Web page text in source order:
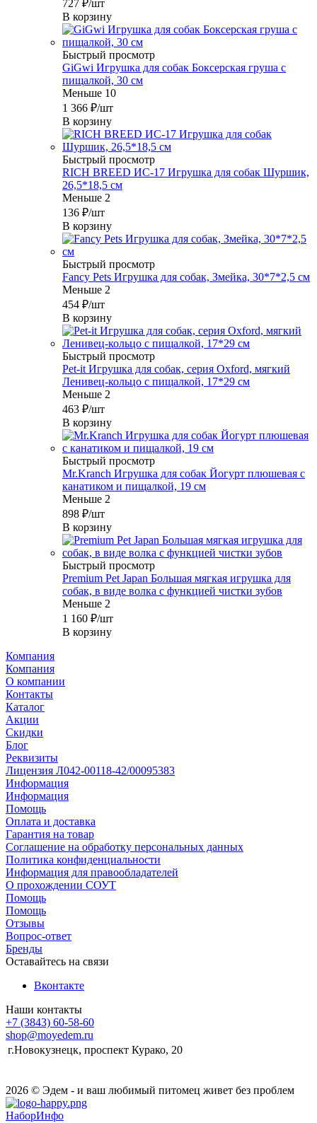
727 ₽/шт
В корзину
Быстрый просмотр
GiGwi Игрушка для собак Боксерская груша с
пищалкой, 30 см
Меньше 10
1 366 ₽/шт
В корзину
Быстрый просмотр
RICH BREED ИС-17 Игрушка для собак Шуршик,
26,5*18,5 см
Меньше 2
136 ₽/шт
В корзину
Быстрый просмотр
Fancy Pets Игрушка для собак, Змейка, 30*7*2,5 см
Меньше 2
454 ₽/шт
В корзину
Быстрый просмотр
Pet-it Игрушка для собак, серия Oxford, мягкий
Ленивец-кольцо с пищалкой, 17*29 см
Меньше 2
463 ₽/шт
В корзину
Быстрый просмотр
Mr.Kranch Игрушка для собак Йогурт плюшевая с
канатиком и пищалкой, 19 см
Меньше 2
898 ₽/шт
В корзину
Быстрый просмотр
Premium Pet Japan Большая мягкая игрушка для
собак, в виде волка с функцией чистки зубов
Меньше 2
1 160 ₽/шт
В корзину
Компания
Компания
О компании
Контакты
Каталог
Акции
Скидки
Блог
Реквизиты
Лицензия Л042-00118-42/00095383
Информация
Информация
Помощь
Оплата и доставка
Гарантия на товар
Соглашение на обработку персональных данных
Политика конфиденциальности
Информация для правообладателей
О прохождении СОУТ
Помощь
Помощь
Отзывы
Вопрос-ответ
Бренды
Оставайтесь на связи
Вконтакте
Наши контакты
+7 (3843) 60-58-60
shop@moyedem.ru
г.Новокузнецк, проспект Курако, 20
2026 © Эдем - и ваш любимый питомец живет без проблем
НаборИнфо